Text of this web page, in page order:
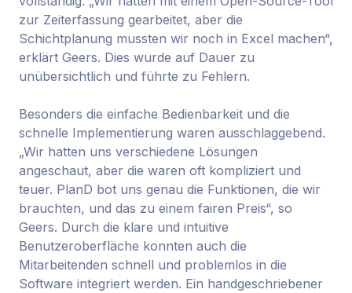
zur Zeiterfassung gearbeitet, aber die
Schichtplanung mussten wir noch in Excel machen“,
erklärt Geers. Dies wurde auf Dauer zu
unübersichtlich und führte zu Fehlern.
Besonders die einfache Bedienbarkeit und die
schnelle Implementierung waren ausschlaggebend.
„Wir hatten uns verschiedene Lösungen
angeschaut, aber die waren oft kompliziert und
teuer. PlanD bot uns genau die Funktionen, die wir
brauchten, und das zu einem fairen Preis“, so
Geers. Durch die klare und intuitive
Benutzeroberfläche konnten auch die
Mitarbeitenden schnell und problemlos in die
Software integriert werden. Ein handgeschriebener